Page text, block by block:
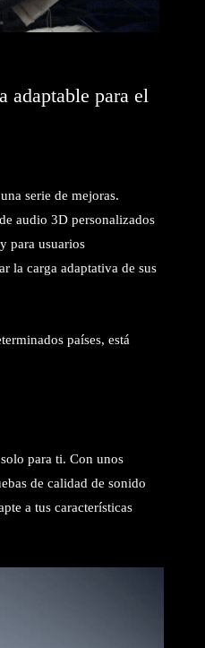
adaptable para el
serie de mejoras.
audio 3D personalizados
para usuarios
la carga adaptativa de sus
países, está
para ti. Con unos
de calidad de sonido
a tus características